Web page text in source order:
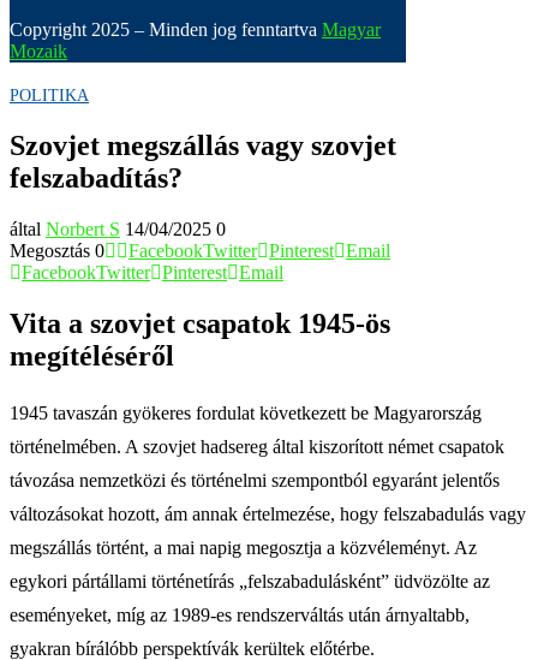
Copyright 2025 – Minden jog fenntartva Magyar
Mozaik
POLITIKA
Szovjet megszállás vagy szovjet
felszabadítás?
által Norbert S 14/04/2025 0
Megosztás 0 FacebookTwitter Pinterest Email
FacebookTwitter Pinterest Email
Vita a szovjet csapatok 1945-ös
megítéléséről
1945 tavaszán gyökeres fordulat következett be Magyarország
történelmében. A szovjet hadsereg által kiszorított német csapatok
távozása nemzetközi és történelmi szempontból egyaránt jelentős
változásokat hozott, ám annak értelmezése, hogy felszabadulás vagy
megszállás történt, a mai napig megosztja a közvéleményt. Az
egykori pártállami történetírás „felszabadulásként” üdvözölte az
eseményeket, míg az 1989-es rendszerváltás után árnyaltabb,
gyakran bírálóbb perspektívák kerültek előtérbe.